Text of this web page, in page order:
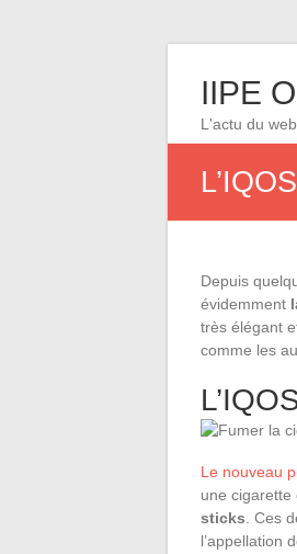
IIPE
L'actu du web
Depuis
évidemment
très élégant
comme les
Le nouveau
une cigarette
sticks . Ces
l’appellation